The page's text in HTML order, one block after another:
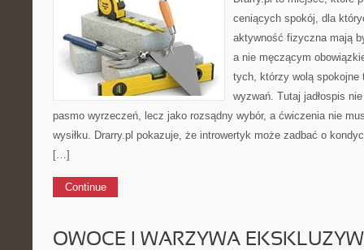
ceniących spokój, dla
aktywność fizyczna mają
a nie męczącym
tych, którzy wolą spokojne
wyzwań. Tutaj jadłospis
pasmo wyrzeczeń, lecz jako rozsądny wybór, a ćwiczenia nie
wysiłku. Drarry.pl pokazuje, że introwertyk może zadbać o
[…]
Continue
OWOCE I WARZYWA